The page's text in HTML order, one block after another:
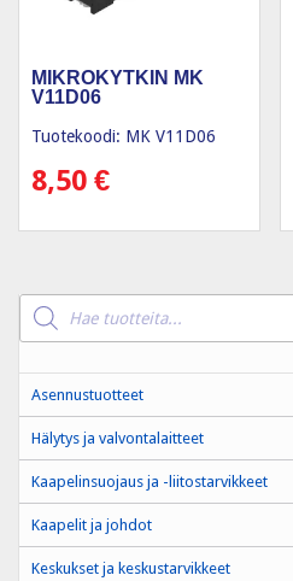
MIKROKYTKIN MK
V11D06
Tuotekoodi: MK V11D06
8,50 €
Products
search
Asennustuotteet
Hälytys ja valvontalaitteet
Kaapelinsuojaus ja -liitostarvikkeet
Kaapelit ja johdot
Keskukset ja keskustarvikkeet